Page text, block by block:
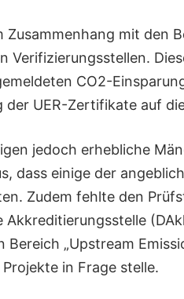
Zusammenhang mit den
Verifizierungsstellen.
CO2-
UER-Zertifikate auf
jedoch erhebliche
dass einige der
Zudem fehlte den
Akkreditierungsstelle
„Upstream
in Frage stelle.